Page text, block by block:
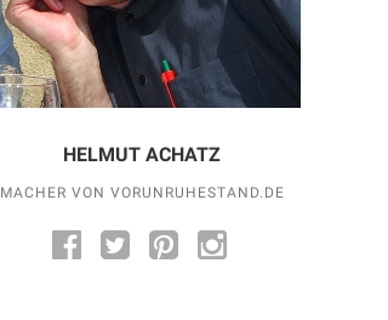
HELMUT ACHATZ
MACHER VON VORUNRUHESTAND.DE